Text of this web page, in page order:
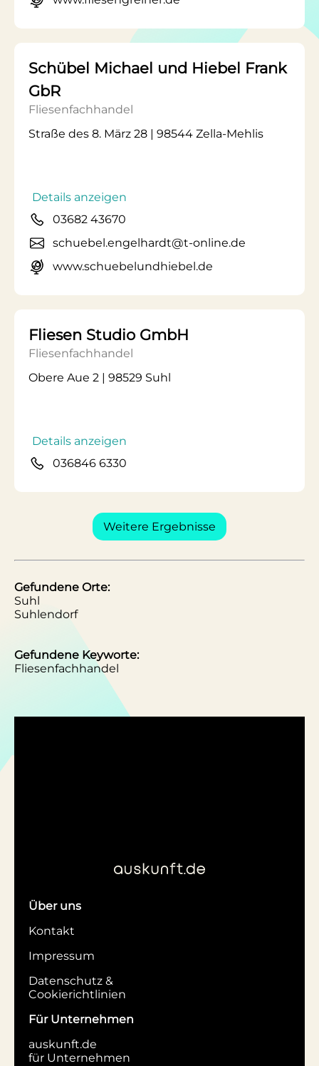
Schübel Michael und Hiebel Frank
GbR
Fliesenfachhandel
Straße des 8. März 28 | 98544 Zella-Mehlis
Details anzeigen
03682 43670
schuebel.engelhardt@t-online.de
www.schuebelundhiebel.de
Fliesen Studio GmbH
Fliesenfachhandel
Obere Aue 2 | 98529 Suhl
Details anzeigen
036846 6330
Weitere Ergebnisse
Gefundene Orte:
Suhl
Suhlendorf
Gefundene Keyworte:
Fliesenfachhandel
Über uns
Kontakt
Impressum
Datenschutz &
Cookierichtlinien
Für Unternehmen
auskunft.de
für Unternehmen